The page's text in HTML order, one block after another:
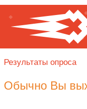
Результаты опроса
Обычно Вы